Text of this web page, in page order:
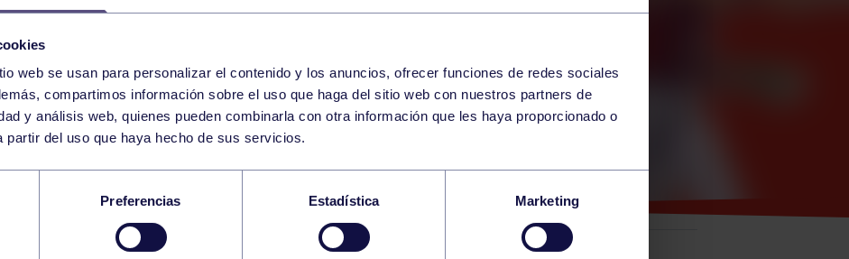
web se usan para personalizar el contenido y los anuncios, ofrecer funciones de redes sociales
compartimos información sobre el uso que haga del sitio web con nuestros partners de
y análisis web, quienes pueden combinarla con otra información que les haya proporcionado o
partir del uso que haya hecho de sus servicios.
Preferencias Estadística Marketing
21 MONDAY
JULY
11:30 GIMNASIO